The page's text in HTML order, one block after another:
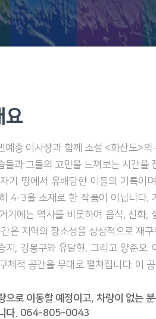
요
예총 이사장과 함께 소설 <화산도>
들과 그들의 고민을 느껴보는 시간을
기 땅에서 유배당한 이들의 기록이
4·3을 소재로 한 작품이 이닙니다.
기에는 역사를 비롯하여 음식, 신화,
은 지역의 장소성을 상상적으로 재
지, 강몽구와 유달현, 그리고 양준오.
체적 공간을 무대로 펼쳐집니다. 이
으로 이동할 예정이고, 차량이 없는
다. 064-805-0043